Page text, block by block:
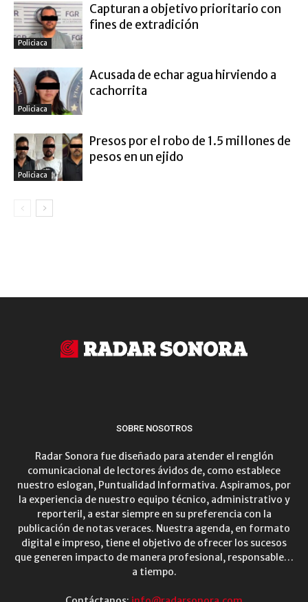
Policiaca
Capturan a objetivo prioritario con
fines de extradición
Policiaca
Acusada de echar agua hirviendo a
cachorrita
Policiaca
Presos por el robo de 1.5 millones de
pesos en un ejido
SOBRE NOSOTROS
Radar Sonora fue diseñado para atender el renglón
comunicacional de lectores ávidos de, como establece
nuestro eslogan, Puntualidad Informativa. Aspiramos, por
la experiencia de nuestro equipo técnico, administrativo y
reporteril, a estar siempre en su preferencia con la
publicación de notas veraces. Nuestra agenda, en formato
digital e impreso, tiene el objetivo de ofrecer los sucesos
que generen impacto de manera profesional, responsable…
a tiempo.